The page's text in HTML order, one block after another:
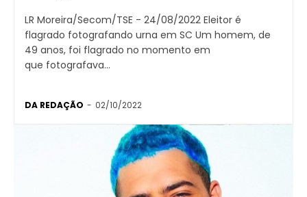
LR Moreira/Secom/TSE - 24/08/2022 Eleitor é
flagrado fotografando urna em SC Um homem, de
49 anos, foi flagrado no momento em
que fotografava...
DA REDAÇÃO - 02/10/2022